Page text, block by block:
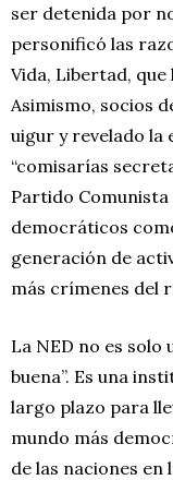
ser detenida por
personificó las
Vida, Libertad,
Asimismo, socios
uigur y revelado la
“comisarías
Partido Comunista
democráticos
generación de
más crímenes del
La NED no es solo
buena”. Es una
largo plazo para
mundo más
de las naciones en